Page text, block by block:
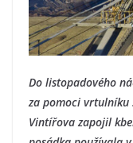
Do listopadového
za pomoci vrtulníku
Vintířova zapojil